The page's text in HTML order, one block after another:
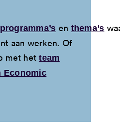
programma’s en thema’s
aan werken. Of
met hetteam
Economic